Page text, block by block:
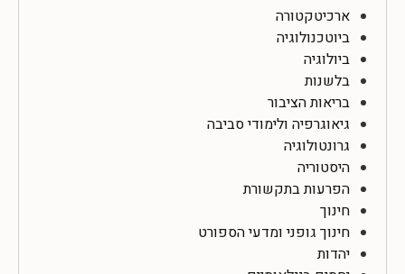
ארכיטקטורה
ביוטכנולוגיה
ביולוגיה
בלשנות
בריאות הציבור
גיאוגרפיה ולימודי סביבה
גרונטולוגיה
היסטוריה
הפרעות בתקשורת
חינוך
חינוך גופני ומדעי הספורט
יהדות